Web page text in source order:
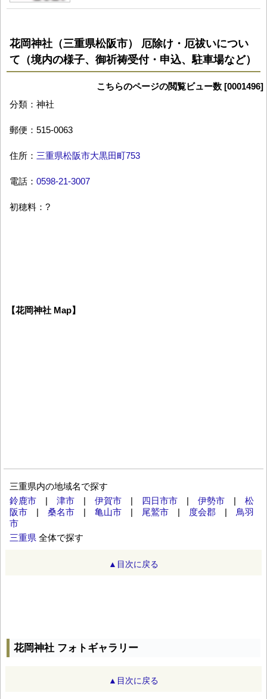
花岡神社（三重県松阪市） 厄除け・厄祓いについ
て（境内の様子、御祈祷受付・申込、駐車場など）
こちらのページの閲覧ビュー数 [0001496]
分類：神社
郵便：515-0063
住所： 三重県松阪市大黒田町753
電話： 0598-21-3007
初穂料：?
【花岡神社 Map】
三重県内の地域名で探す
鈴鹿市
津市 伊賀市 四日市市 伊勢市
松
阪市
桑名市 亀山市 尾鷲市 度会郡
鳥羽
市
三重県 全体で探す
▲目次に戻る
花岡神社 フォトギャラリー
▲目次に戻る